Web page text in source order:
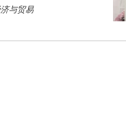
与贸易
波市